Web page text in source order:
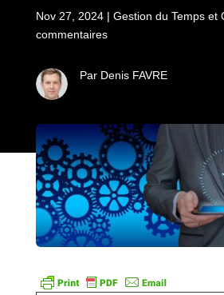
Nov 27, 2024| Gestion du Temps et
commentaires
Par Denis FAVRE